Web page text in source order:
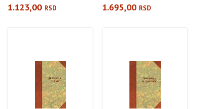
1.123,00 RSD 1.695,00 RSD